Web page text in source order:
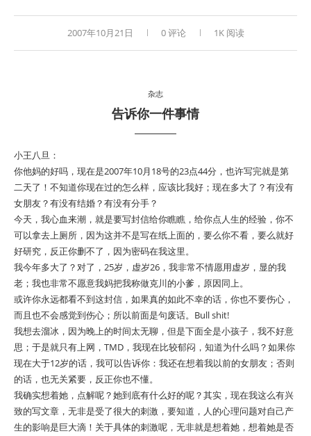
2007年10月21日 0 评论 1K 阅读
杂志
告诉你一件事情
小王八旦：
你他妈的好吗，现在是2007年10月18号的23点44分，也许写完就是第
二天了！不知道你现在过的怎么样，应该比我好；现在多大了？有没有
女朋友？有没有结婚？有没有分手？
今天，我心血来潮，就是要写封信给你瞧瞧，给你点人生的经验，你不
可以拿去上厕所，因为这并不是写在纸上面的，要么你不看，要么就好
好研究，反正你删不了，因为密码在我这里。
我今年多大了？对了，25岁，虚岁26，我非常不情愿用虚岁，显的我
老；我也非常不愿意我妈把我称做克川的小爹，原因同上。
或许你永远都看不到这封信，如果真的如此不幸的话，你也不要伤心，
而且也不会感觉到伤心；所以前面是句废话。Bull shit!
我想去溜冰，因为晚上的时间太无聊，但是下面全是小孩子，我不好意
思；于是就只有上网，TMD，我现在比较郁闷，知道为什么吗？如果你
现在大于12岁的话，我可以告诉你：我还在想着我以前的女朋友；否则
的话，也无关紧要，反正你也不懂。
我确实想着她，点解呢？她到底有什么好的呢？其实，现在我这么有兴
致的写文章，无非是受了很大的刺激，要知道，人的心理问题对自己产
生的影响是巨大滴！关于具体的刺激呢，无非就是想着她，想着她是否